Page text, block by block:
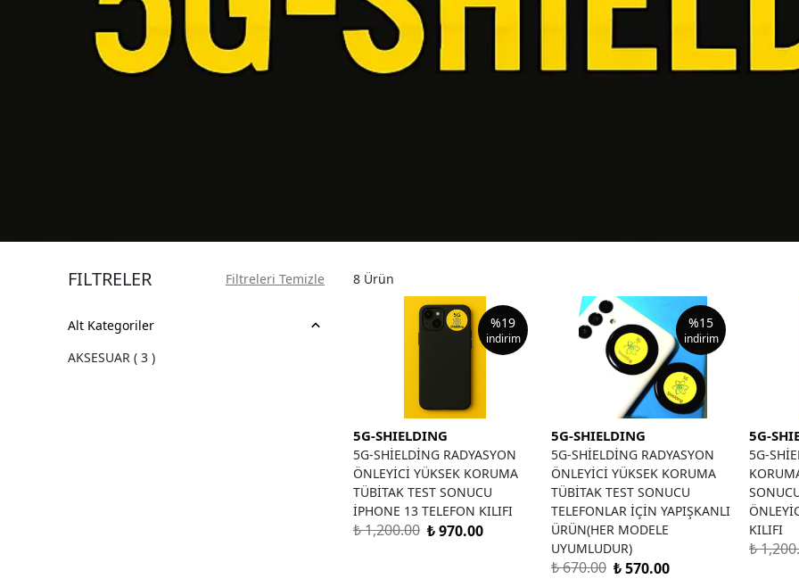
FİLTRELER Filtreleri Temizle
Alt Kategoriler
AKSESUAR ( 3 )
8 Ürün
%19
indirim
5G-SHIELDING
5G-SHİELDİNG RADYASYON
ÖNLEYİCİ YÜKSEK KORUMA
TÜBİTAK TEST SONUCU
İPHONE 13 TELEFON KILIFI
₺ 1,200.00 ₺ 970.00
%15
indirim
5G-SHIELDING
5G-SHİELDİNG RADYASYON
ÖNLEYİCİ YÜKSEK KORUMA
TÜBİTAK TEST SONUCU
TELEFONLAR İÇİN YAPIŞKANLI
ÜRÜN(HER MODELE
UYUMLUDUR)
₺ 670.00 ₺ 570.00
5G-
5G-
KILIFI
₺